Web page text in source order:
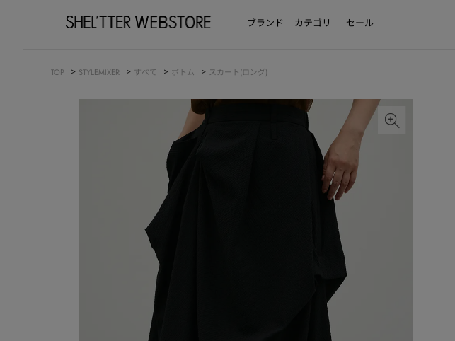
ブランド カテゴリ セール
TOP > STYLEMIXER > すべて > ボトム > スカート(ロング)